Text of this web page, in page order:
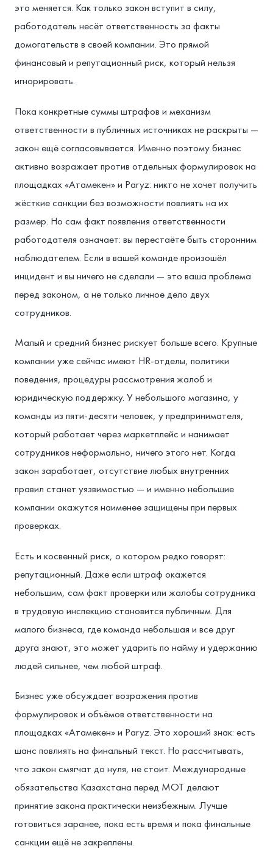
это меняется. Как только закон вступит в силу,
работодатель несёт ответственность за факты
домогательств в своей компании. Это прямой
финансовый и репутационный риск, который нельзя
игнорировать.
Пока конкретные суммы штрафов и механизм
ответственности в публичных источниках не раскрыты —
закон ещё согласовывается. Именно поэтому бизнес
активно возражает против отдельных формулировок на
площадках «Атамекен» и Paryz: никто не хочет получить
жёсткие санкции без возможности повлиять на их
размер. Но сам факт появления ответственности
работодателя означает: вы перестаёте быть сторонним
наблюдателем. Если в вашей команде произошёл
инцидент и вы ничего не сделали — это ваша проблема
перед законом, а не только личное дело двух
сотрудников.
Малый и средний бизнес рискует больше всего. Крупные
компании уже сейчас имеют HR-отделы, политики
поведения, процедуры рассмотрения жалоб и
юридическую поддержку. У небольшого магазина, у
команды из пяти-десяти человек, у предпринимателя,
который работает через маркетплейс и нанимает
сотрудников неформально, ничего этого нет. Когда
закон заработает, отсутствие любых внутренних
правил станет уязвимостью — и именно небольшие
компании окажутся наименее защищены при первых
проверках.
Есть и косвенный риск, о котором редко говорят:
репутационный. Даже если штраф окажется
небольшим, сам факт проверки или жалобы сотрудника
в трудовую инспекцию становится публичным. Для
малого бизнеса, где команда небольшая и все друг
друга знают, это может ударить по найму и удержанию
людей сильнее, чем любой штраф.
Бизнес уже обсуждает возражения против
формулировок и объёмов ответственности на
площадках «Атамекен» и Paryz. Это хороший знак: есть
шанс повлиять на финальный текст. Но рассчитывать,
что закон смягчат до нуля, не стоит. Международные
обязательства Казахстана перед МОТ делают
принятие закона практически неизбежным. Лучше
готовиться заранее, пока есть время и пока финальные
санкции ещё не закреплены.